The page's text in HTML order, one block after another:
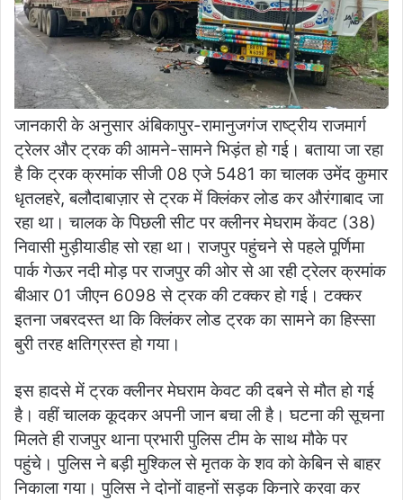
जानकारी के अनुसार अंबिकापुर-रामानुजगंज राष्ट्रीय राजमार्ग
ट्रेलर और ट्रक की आमने-सामने भिड़ंत हो गई। बताया जा रहा
है कि ट्रक क्रमांक सीजी 08 एजे 5481 का चालक उमेंद कुमार
धृतलहरे, बलौदाबाज़ार से ट्रक में क्लिंकर लोड कर औरंगाबाद जा
रहा था। चालक के पिछली सीट पर क्लीनर मेघराम केंवट (38)
निवासी मुड़ीयाडीह सो रहा था। राजपुर पहुंचने से पहले पूर्णिमा
पार्क गेऊर नदी मोड़ पर राजपुर की ओर से आ रही ट्रेलर क्रमांक
बीआर 01 जीएन 6098 से ट्रक की टक्कर हो गई। टक्कर
इतना जबरदस्त था कि क्लिंकर लोड ट्रक का सामने का हिस्सा
बुरी तरह क्षतिग्रस्त हो गया।
इस हादसे में ट्रक क्लीनर मेघराम केवट की दबने से मौत हो गई
है। वहीं चालक कूदकर अपनी जान बचा ली है। घटना की सूचना
मिलते ही राजपुर थाना प्रभारी पुलिस टीम के साथ मौके पर
पहुंचे। पुलिस ने बड़ी मुश्किल से मृतक के शव को केबिन से बाहर
निकाला गया। पुलिस ने दोनों वाहनों सड़क किनारे करवा कर